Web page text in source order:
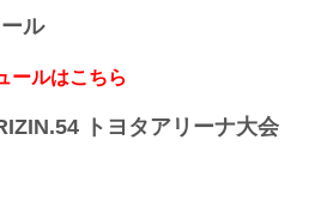
ル
ールはこちら
トヨタアリーナ大会